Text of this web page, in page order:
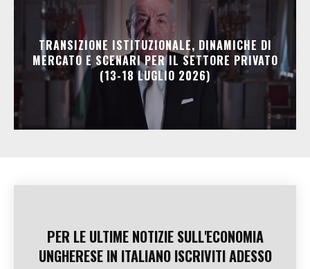
TRANSIZIONE ISTITUZIONALE, DINAMICHE DI
MERCATO E SCENARI PER IL SETTORE PRIVATO
(13-18 LUGLIO 2026)
PER LE ULTIME NOTIZIE SULL'ECONOMIA
UNGHERESE IN ITALIANO ISCRIVITI ADESSO